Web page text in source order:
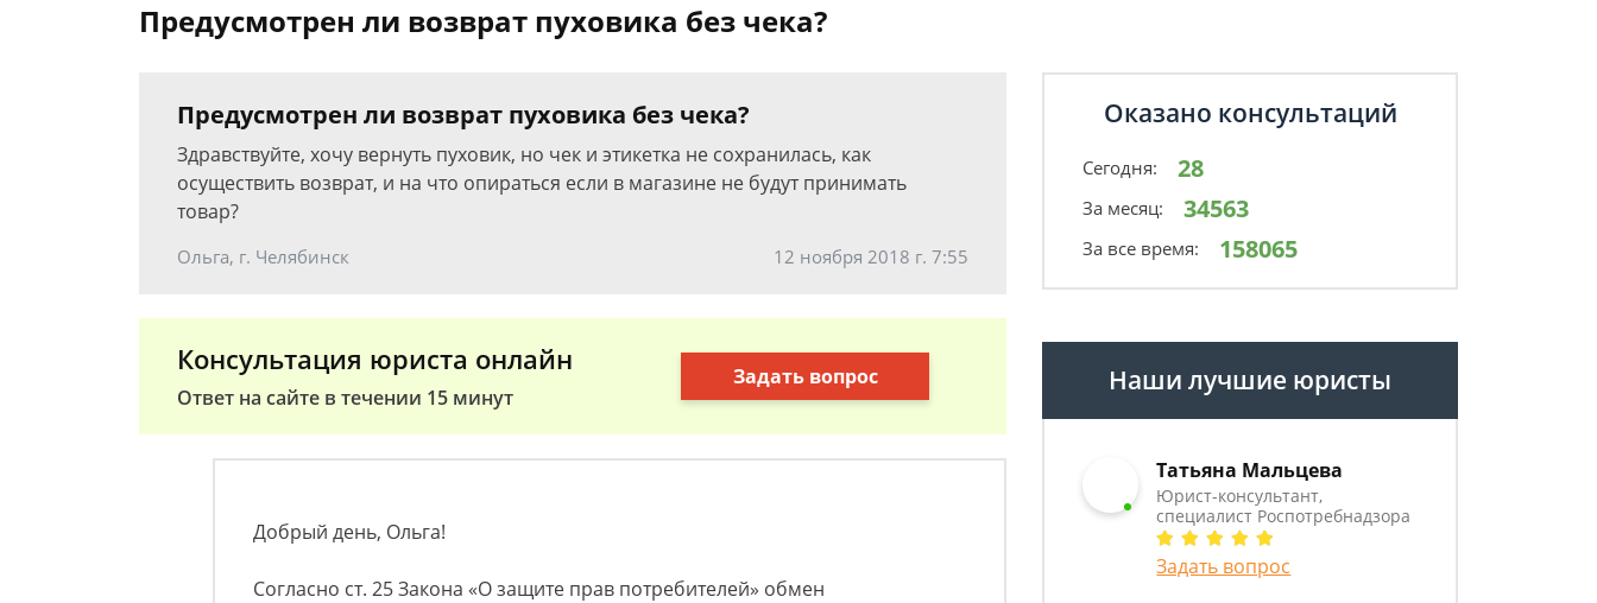
Предусмотрен ли возврат пуховика без чека?
Предусмотрен ли возврат пуховика без чека?
Здравствуйте, хочу вернуть пуховик, но чек и этикетка не сохранилась, как
осуществить возврат, и на что опираться если в магазине не будут принимать
товар?
Ольга, г. Челябинск 12 ноября 2018 г. 7:55
Консультация юриста онлайн
Ответ на сайте в течении 15 минут
Задать вопрос
Добрый день, Ольга!
Согласно ст. 25 Закона «О защите прав потребителей» обмен
Оказано консультаций
Сегодня: 28
За месяц: 34563
За все время: 158065
Наши лучшие юристы
Татьяна Мальцева
Юрист-консультант,
специалист Роспотребнадзора
Задать вопрос